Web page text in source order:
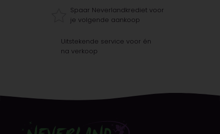
Spaar Neverlandkrediet voor
je volgende aankoop
Uitstekende service voor én
na verkoop